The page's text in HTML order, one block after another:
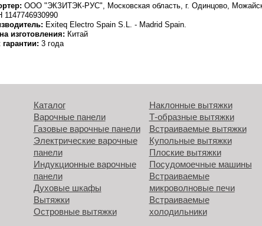
ООО "ЭКЗИТЭК-РУС", Московская область, г. Одинцово,
Exiteq Electro Spain S.L. - Madrid Spain.
изготовления: Китай
3 года
Каталог
Варочные панели
Газовые варочные панели
Электрические варочные
панели
Индукционные варочные
панели
Духовые шкафы
Вытяжки
Островные вытяжки
Наклонные вытяжки
Т-образные вытяжки
Встраиваемые вытяжки
Купольные вытяжки
Плоские вытяжки
Посудомоечные машины
Встраиваемые
микроволновые печи
Встраиваемые
холодильники